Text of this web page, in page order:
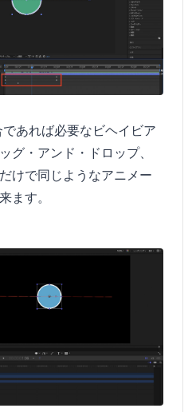
あれば必要なビヘイビア
グ・アンド・ドロップ、
けで同じようなアニメー
ます。